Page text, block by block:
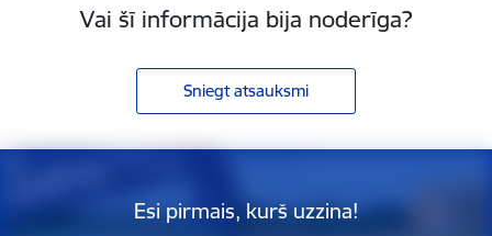
Vai šī informācija bija noderīga?
Sniegt atsauksmi
Esi pirmais, kurš uzzina!